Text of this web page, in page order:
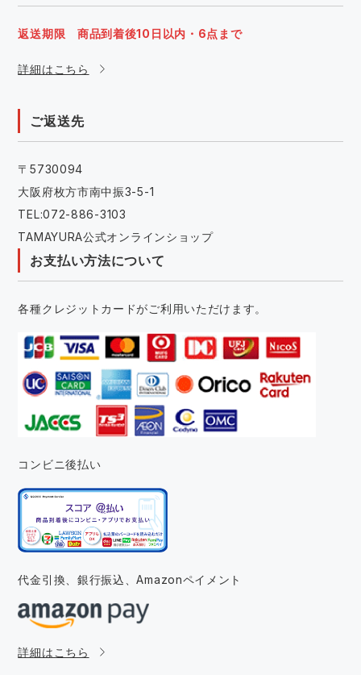
返送期限 商品到着後10日以内・6点まで
詳細はこちら
ご返送先
〒5730094
大阪府枚方市南中振3-5-1
TEL:072-886-3103
TAMAYURA公式オンラインショップ
お支払い方法について
各種クレジットカードがご利用いただけます。
コンビニ後払い
代金引換、銀行振込、Amazonペイメント
詳細はこちら